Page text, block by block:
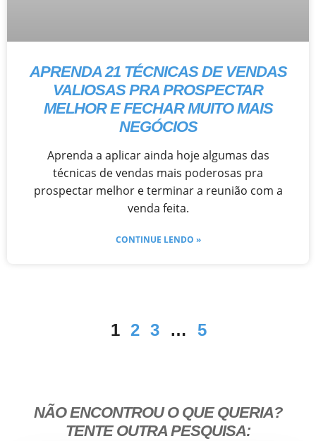
APRENDA 21 TÉCNICAS DE VENDAS
VALIOSAS PRA PROSPECTAR
MELHOR E FECHAR MUITO MAIS
NEGÓCIOS
Aprenda a aplicar ainda hoje algumas das
técnicas de vendas mais poderosas pra
prospectar melhor e terminar a reunião com a
venda feita.
CONTINUE LENDO »
1 2 3 … 5
NÃO ENCONTROU O QUE QUERIA?
TENTE OUTRA PESQUISA: